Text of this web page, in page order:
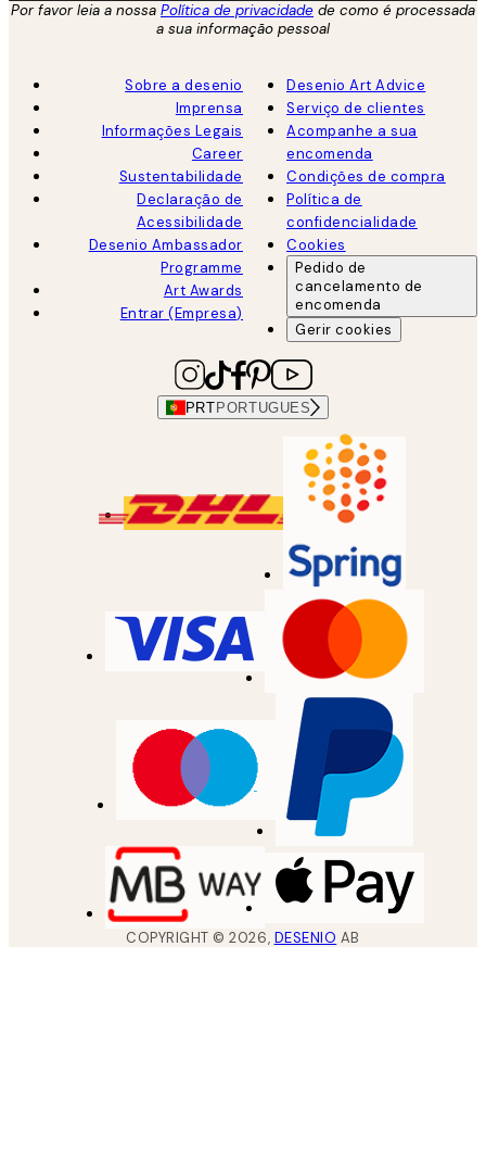
Por favor leia a nossa Política de privacidade de como é processada
a sua informação pessoal
Sobre a desenio
Imprensa
Informações Legais
Career
Sustentabilidade
Declaração de
Acessibilidade
Desenio Ambassador
Programme
Art Awards
Entrar (Empresa)
Desenio Art Advice
Serviço de clientes
Acompanhe a sua
encomenda
Condições de compra
Política de
confidencialidade
Cookies
Pedido de
cancelamento de
encomenda
Gerir cookies
PRT PORTUGUES
COPYRIGHT ©2026, DESENIO AB